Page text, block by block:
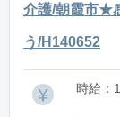
介護/朝霞市★
う/H140652
時給：